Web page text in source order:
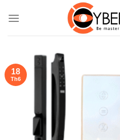
qua
18
Th6